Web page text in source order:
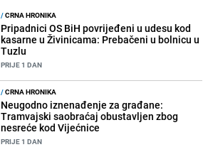
/CRNA HRONIKA
Pripadnici OS BiH povrijeđeni u udesu kod
kasarne u Živinicama: Prebačeni u bolnicu u
Tuzlu
PRIJE 1 DAN
/CRNA HRONIKA
Neugodno iznenađenje za građane:
Tramvajski saobraćaj obustavljen zbog
nesreće kod Vijećnice
PRIJE 1 DAN